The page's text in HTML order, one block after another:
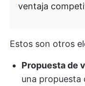
ventaja
Estos son otros
Propuesta de
una propuesta